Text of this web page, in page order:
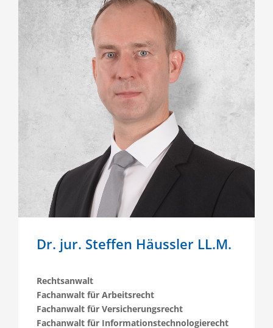
Dr. jur. Steffen Häussler LL.M.
Rechtsanwalt
Fachanwalt für Arbeitsrecht
Fachanwalt für Versicherungsrecht
Fachanwalt für Informationstechnologierecht